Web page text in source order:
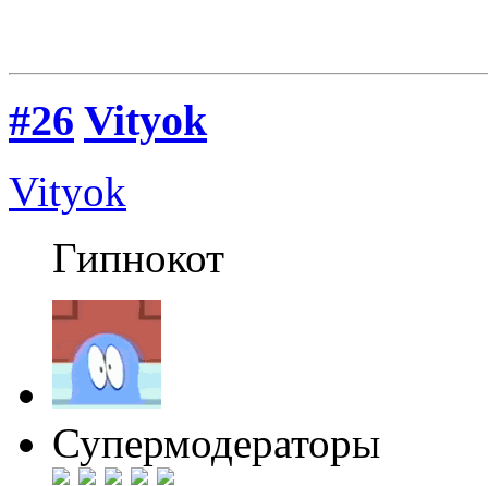
#26 Vityok
Vityok
Гипнокот
Супермодераторы